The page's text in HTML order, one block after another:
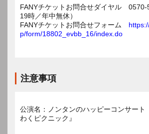
FANYチケットお問合せダイヤル 0570-
19時／年中無休）
FANYチケットお問合せフォーム
p/form/18802_evbb_16/index.do
注意事項
公演名：ノンタンのハッピーコンサート
わくピクニック』